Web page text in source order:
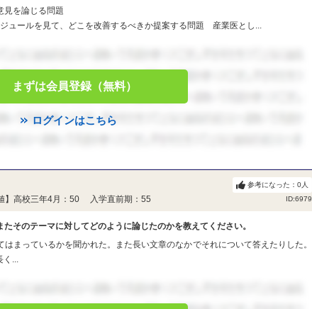
見を論じる問題
ュールを見て、どこを改善するべきか提案する問題 産業医とし...
まずは会員登録（無料）
ログインはこちら
】高校三年4月：50 入学直前期：55 ID:6979
参考になった： 0人
そのテーマに対してどのように論じたのかを教えてください。
まっているかを聞かれた。また長い文章のなかでそれについて答えたりした。
く...